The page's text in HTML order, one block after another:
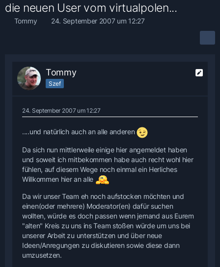
die neuen User vom virtualpolen...
Tommy 24. September 2007 um 12:27
Tommy
Szef
24. September 2007 um 12:27
....und natürlich auch an alle anderen
Da sich nun mittlerweile einige hier angemeldet haben
und soweit ich mitbekommen habe auch recht wohl hier
fühlen, auf diesem Wege noch einmal ein Herliches
Willkommen hier an alle
Da wir unser Team eh noch aufstocken möchten und
einen(oder mehrere) Moderator(en) dafür suchen
wollten, würde es doch passen wenn jemand aus Eurem
"alten" Kreis zu uns ins Team stoßen würde um uns bei
unserer Arbeit zu unterstützen und über neue
Ideen/Anregungen zu diskutieren sowie diese dann
umzusetzen.